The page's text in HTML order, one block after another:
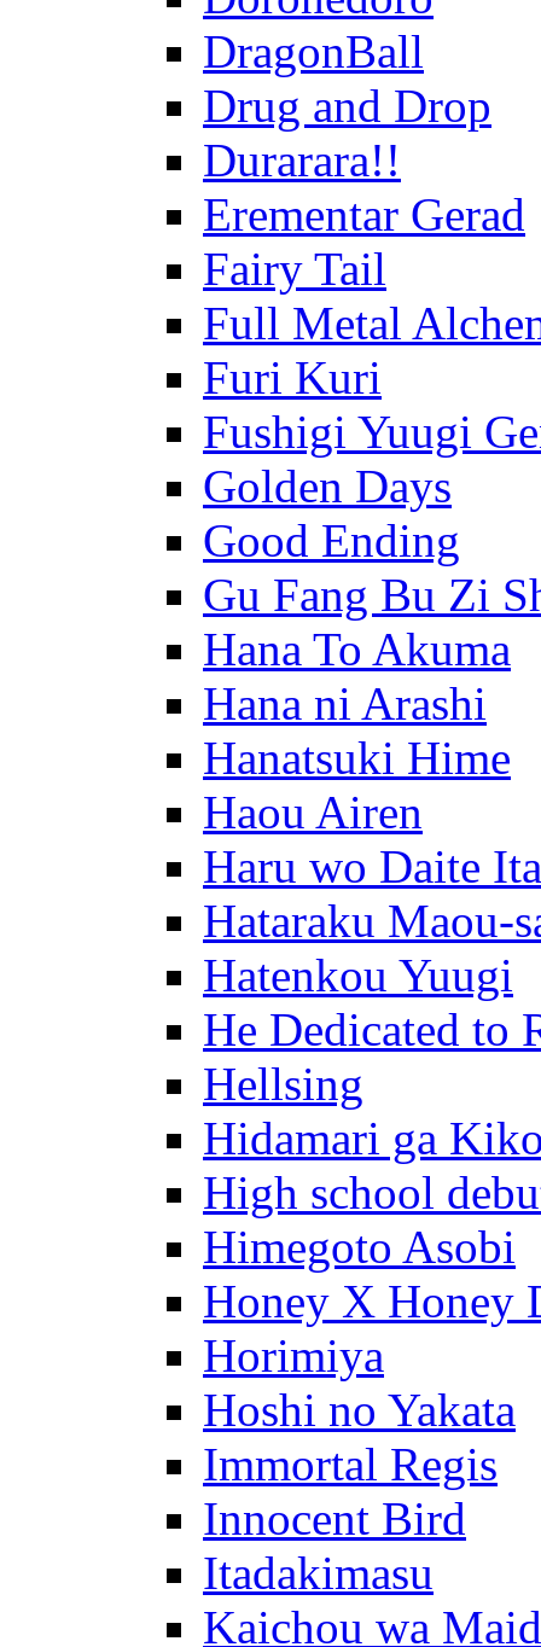
DragonBall
Drug and Drop
Durarara!!
Erementar Gerad
Fairy Tail
Full Metal
Furi Kuri
Fushigi Yuugi
Golden Days
Good Ending
Gu Fang Bu Zi
Hana To Akuma
Hana ni Arashi
Hanatsuki Hime
Haou Airen
Haru wo Daite Ita
Hataraku Maou-
Hatenkou Yuugi
He Dedicated to
Hellsing
Hidamari ga
High school
Himegoto Asobi
Honey X Honey
Horimiya
Hoshi no Yakata
Immortal Regis
Innocent Bird
Itadakimasu
Kaichou wa